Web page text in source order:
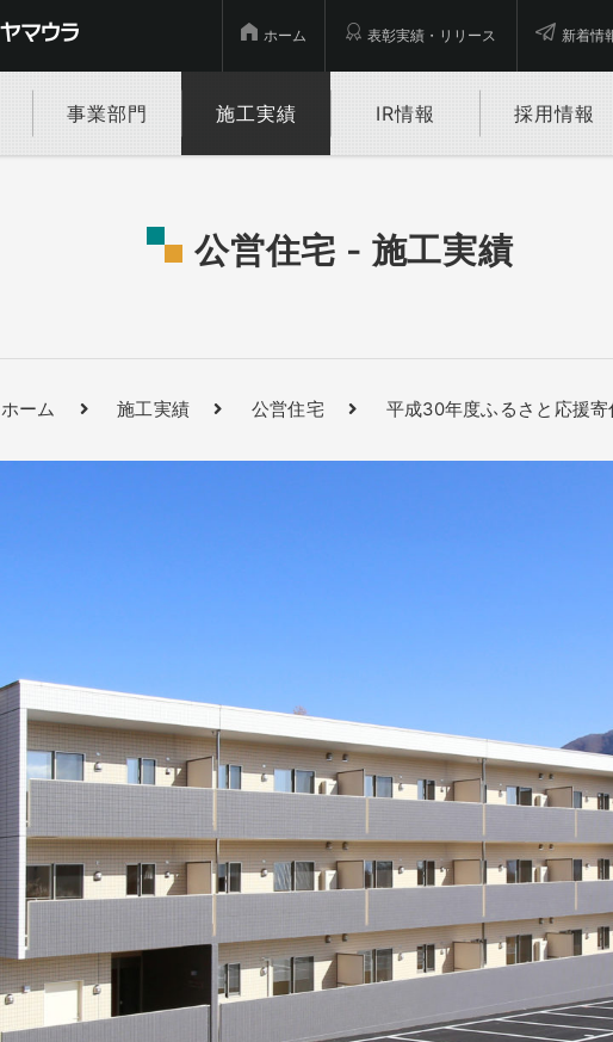
ホーム 表彰実績・リリース 新着情
事業部門 施工実績 IR情報 採用情報
公営住宅 - 施工実績
ホーム 施工実績 公営住宅 平成30年度ふるさと応援寄